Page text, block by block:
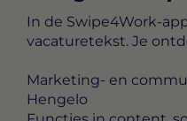
In de Swipe4Work-
vacaturetekst. Je
Marketing- en
Hengelo